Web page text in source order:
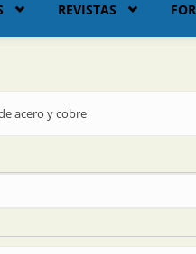
REVISTAS
acero y cobre